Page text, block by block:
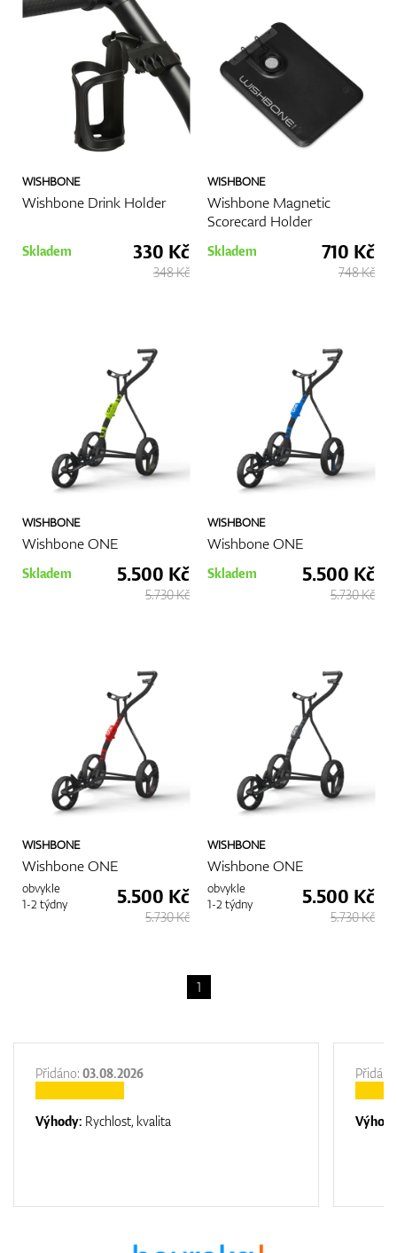
WISHBONE
Wishbone Drink Holder
Skladem 330 Kč
348 Kč
WISHBONE
Wishbone Magnetic
Scorecard Holder
Skladem 710 Kč
748 Kč
WISHBONE
Wishbone ONE
Skladem 5.500 Kč
5.730 Kč
WISHBONE
Wishbone ONE
Skladem 5.500 Kč
5.730 Kč
WISHBONE
Wishbone ONE
obvykle
1-2 týdny
5.500 Kč
5.730 Kč
WISHBONE
Wishbone ONE
obvykle
1-2 týdny
5.500 Kč
5.730 Kč
1
Přidáno: 03.08.2026
Výhody: Rychlost, kvalita